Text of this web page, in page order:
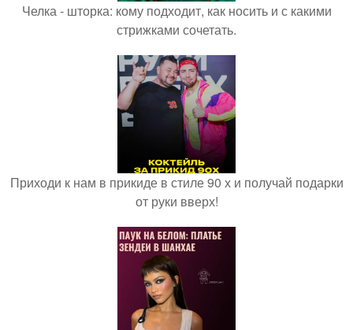
Челка - шторка: кому подходит, как носить и с какими
стрижками сочетать.
Приходи к нам в прикиде в стиле 90 х и получай подарки
от руки вверх!